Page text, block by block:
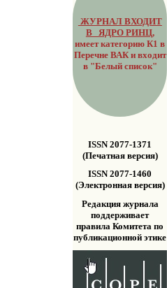
ЖУРНАЛ ВХОДИТ
В ЯДРО РИНЦ,
имеет категорию К1 в
Перечне ВАК и входит
в "Белый список"
ISSN 2077-1371
(Печатная версия)
ISSN 2077-1460
(Электронная версия)
Редакция журнала
поддерживает
правила Комитета по
публикационной этике